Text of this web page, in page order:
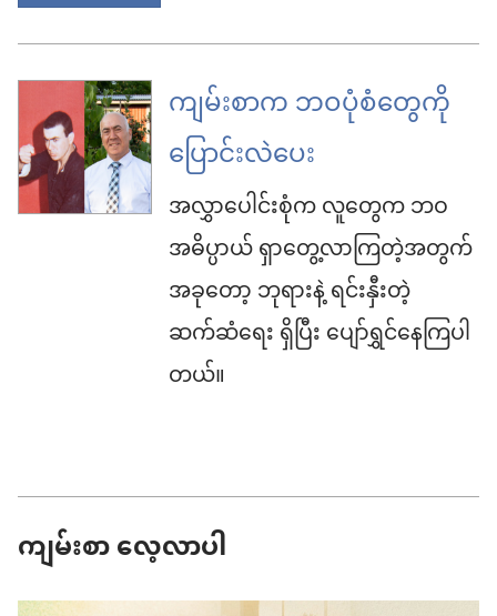
ကျမ်းစာက ဘဝပုံစံတွေကို
ပြောင်းလဲပေး
အလွှာပေါင်းစုံက လူတွေက ဘဝ
အဓိပ္ပာယ် ရှာတွေ့လာကြတဲ့အတွက်
အခုတော့ ဘုရားနဲ့ ရင်းနှီးတဲ့
ဆက်ဆံရေး ရှိပြီး ပျော်ရွှင်နေကြပါ
တယ်။
ကျမ်းစာ လေ့လာပါ